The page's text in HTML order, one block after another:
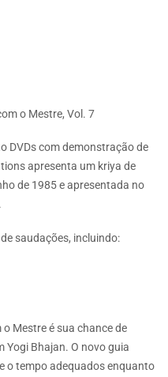
o Mestre, Vol. 7
DVDs com demonstração de
apresenta um kriya de
de 1985 e apresentada no
saudações, incluindo:
o Mestre é sua chance de
Yogi Bhajan. O novo guia
o tempo adequados enquanto